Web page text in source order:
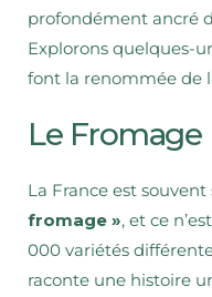
profondément ancré
Explorons quelques-
font la renommée de
Le Fromage
La France est
fromage », et ce
000 variétés
raconte une histoire